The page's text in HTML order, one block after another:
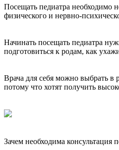
Посещать педиатра необходимо
физического и нервно-
Начинать посещать педиатра
подготовиться к родам, как
Врача для себя можно выбрать
потому что хотят получить
Зачем необходима консультация